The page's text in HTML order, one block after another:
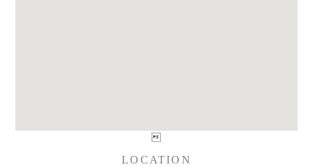
LOCATION